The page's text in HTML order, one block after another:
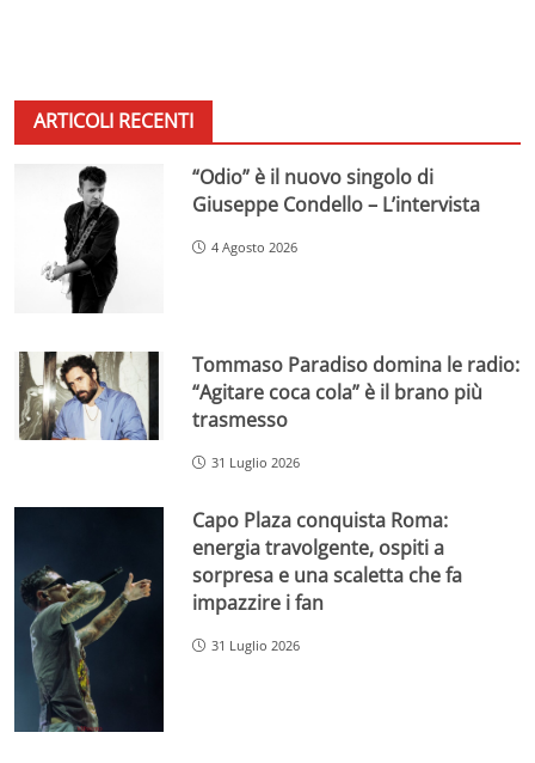
ARTICOLI RECENTI
“Odio” è il nuovo singolo di
Giuseppe Condello – L’intervista
4 Agosto 2026
Tommaso Paradiso domina le radio:
“Agitare coca cola” è il brano più
trasmesso
31 Luglio 2026
Capo Plaza conquista Roma:
energia travolgente, ospiti a
sorpresa e una scaletta che fa
impazzire i fan
31 Luglio 2026